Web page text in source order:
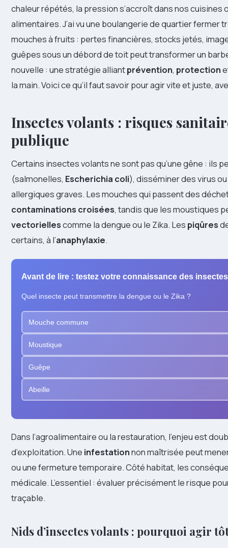
chaleur répétés, la pression s’accroît dans nos
alimentaires. J’ai vu une boulangerie de quartier fermer
mouches à fruits : pertes financières, stocks jetés,
guêpes sous un débord de toit peut transformer un
nouvelle : une stratégie alliantprévention, protection
la main. Voici ce qu’il faut savoir pour agir vite et juste,
Insectes volants : risques
publique
Certains insectes volants ne sont pas qu’une gêne : ils
(salmonelles, Escherichia coli), disséminer des virus
allergiques graves. Les mouches qui passent des
contaminations croisées, tandis que les moustiques
vectoriellescomme la dengue ou le Zika. Les piqûres
certains, à l’anaphylaxie.
Avant de lire : testez votre connaissance des
Quel insecte peut transmettre la dengue ou le Zika ?
Mouche commune
Moustique
Guêpe
Abeille
Dans l’agroalimentaire ou la restauration, l’enjeu est
d’exploitation. Une infestationnon maîtrisée peut
ou une fermeture temporaire. Côté habitat, les
médicale. L’essentiel : évaluer précisément le risque
traçable.
Nids d’insectes volants : pourquoi agir